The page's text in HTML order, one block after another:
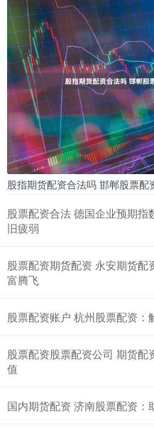
股指期货配资合法吗 邯郸股票
股票配资合法 德国企业预期
旧疲弱
股票配资期货配资 永安期货
富腾飞
股票配资账户 杭州股票配资
股票配资股票配资公司 期货
值
国内期货配资 济南股票配资：